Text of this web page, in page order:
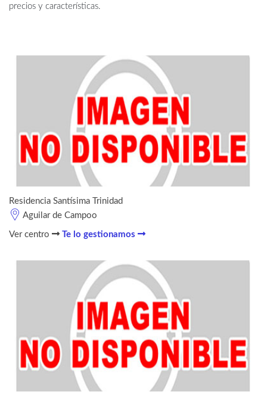
precios y características.
Residencia Santísima Trinidad
Aguilar de Campoo
Ver centro Te lo gestionamos